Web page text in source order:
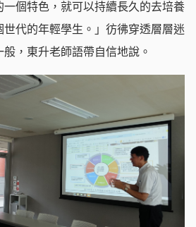
個特色，就可以持續長久的去培養
代的年輕學生。」彷彿穿透層層迷
，東升老師語帶自信地說。